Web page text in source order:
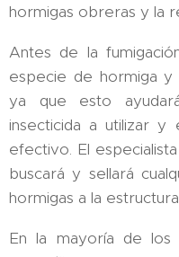
hormigas obreras y la
Antes de la
especie de hormiga y
ya que esto
insecticida a utilizar y
efectivo. El
buscará y sellará
hormigas a la
En la mayoría de los